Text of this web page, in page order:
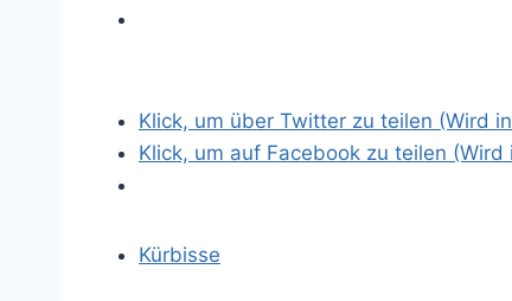
i
g
r
Klick, um über Twitter zu teilen (Wird
Klick, um auf Facebook zu teilen
Kürbisse